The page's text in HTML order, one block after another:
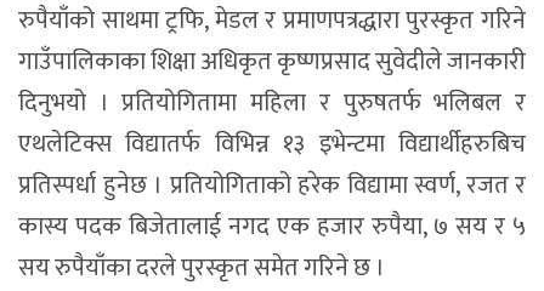
रुपैयाँको साथमा ट्रफि, मेडल र प्रमाणपत्रद्धारा पुरस्कृत गरिने
गाउँपालिकाका शिक्षा अधिकृत कृष्णप्रसाद सुवेदीले जानकारी
दिनुभयो । प्रतियोगितामा महिला र पुरुषतर्फ भलिबल र
एथलेटिक्स विद्यातर्फ विभिन्न १३ इभेन्टमा विद्यार्थीहरुबिच
प्रतिस्पर्धा हुनेछ । प्रतियोगिताको हरेक विद्यामा स्वर्ण, रजत र
कास्य पदक बिजेतालाई नगद एक हजार रुपैया, ७ सय र ५
सय रुपैयाँका दरले पुरस्कृत समेत गरिने छ ।